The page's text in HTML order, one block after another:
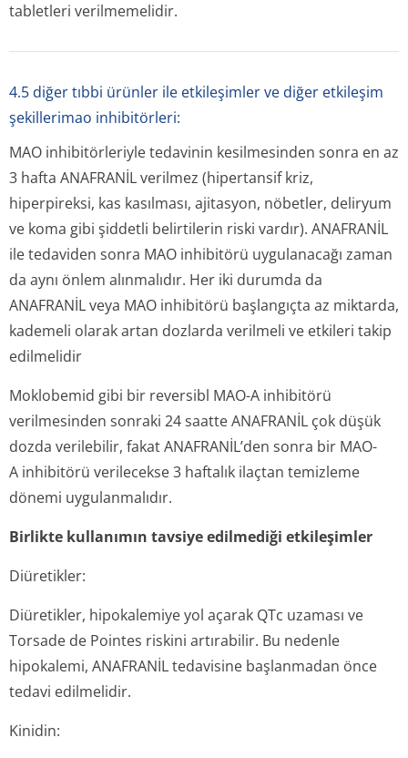
tabletleri verilmemelidir.
4.5 diğer tıbbi ürünler ile etkileşimler ve diğer etkileşim
şekillerimao inhibitörleri:
MAO inhibitörleriyle tedavinin kesilmesinden sonra en az
3 hafta ANAFRANİL verilmez (hipertansif kriz,
hiperpireksi, kas kasılması, ajitasyon, nöbetler, deliryum
ve koma gibi şiddetli belirtilerin riski vardır). ANAFRANİL
ile tedaviden sonra MAO inhibitörü uygulanacağı zaman
da aynı önlem alınmalıdır. Her iki durumda da
ANAFRANİL veya MAO inhibitörü başlangıçta az miktarda,
kademeli olarak artan dozlarda verilmeli ve etkileri takip
edilmelidir
Moklobemid gibi bir reversibl MAO-A inhibitörü
verilmesinden sonraki 24 saatte ANAFRANİL çok düşük
dozda verilebilir, fakat ANAFRANİL’den sonra bir MAO-
A inhibitörü verilecekse 3 haftalık ilaçtan temizleme
dönemi uygulanmalıdır.
Birlikte kullanımın tavsiye edilmediği etkileşimler
Diüretikler:
Diüretikler, hipokalemiye yol açarak QTc uzaması ve
Torsade de Pointes riskini artırabilir. Bu nedenle
hipokalemi, ANAFRANİL tedavisine başlanmadan önce
tedavi edilmelidir.
Kinidin: